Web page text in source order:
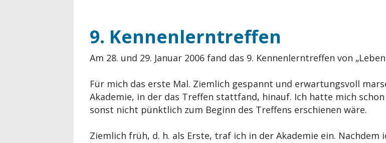
9. Kennenlerntreffen
Am 28. und 29. Januar 2006 fand das 9. Kennenlerntreffen von
Für mich das erste Mal. Ziemlich gespannt und erwartungsvoll
Akademie, in der das Treffen stattfand, hinauf. Ich hatte mich
sonst nicht pünktlich zum Beginn des Treffens erschienen wäre.
Ziemlich früh, d. h. als Erste, traf ich in der Akademie ein.